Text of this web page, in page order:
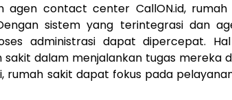
agen contact center CallON.id,
sistem yang terintegrasi dan
administrasi dapat dipercepat.
dalam menjalankan tugas mereka
rumah sakit dapat fokus pada